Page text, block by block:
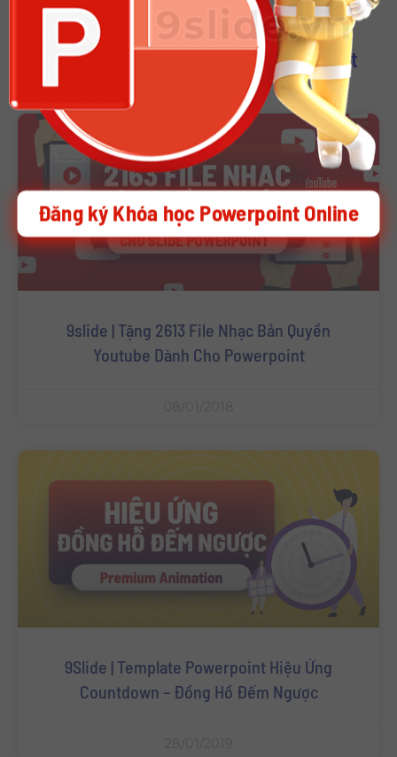
Download Other Template Powerpoint
9slide | Tặng 2613 File Nhạc Bản Quyền
Youtube Dành Cho Powerpoint
9Slide | Template Powerpoint Hiệu Ứng
Countdown – Đồng Hồ Đếm Ngược
Đăng ký Khóa học Powerpoint Online